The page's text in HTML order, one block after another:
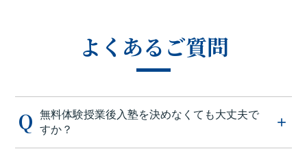
よくあるご質問
無料体験授業後入塾を決めなくても大丈夫で
すか？